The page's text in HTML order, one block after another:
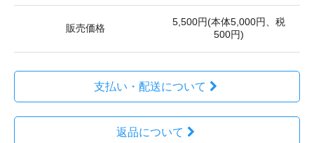
販売価格
5,500円(本体5,000円、税
500円)
支払い・配送について
返品について